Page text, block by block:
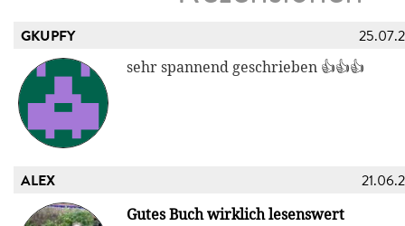
GKUPFY
sehr spannend geschrieben 👍👍👍
ALEX
Gutes Buch wirklich lesenswert